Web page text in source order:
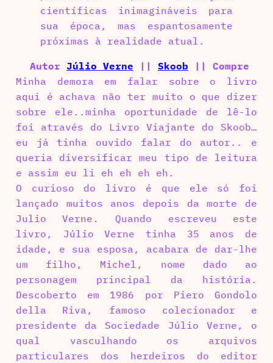
científicas inimagináveis para
sua época, mas espantosamente
próximas à realidade atual.
Autor Júlio Verne || Skoob || Compre
Minha demora em falar sobre o livro
aqui é achava não ter muito o que dizer
sobre ele..minha oportunidade de lê-lo
foi através do Livro Viajante do Skoob…
eu já tinha ouvido falar do autor.. e
queria diversificar meu tipo de leitura
e assim eu li eh eh eh eh.
O curioso do livro é que ele só foi
lançado muitos anos depois da morte de
Julio Verne. Quando escreveu este
livro, Júlio Verne tinha 35 anos de
idade, e sua esposa, acabara de dar-lhe
um filho, Michel, nome dado ao
personagem principal da história.
Descoberto em 1986 por Piero Gondolo
della Riva, famoso colecionador e
presidente da Sociedade Júlio Verne, o
qual vasculhando os arquivos
particulares dos herdeiros do editor